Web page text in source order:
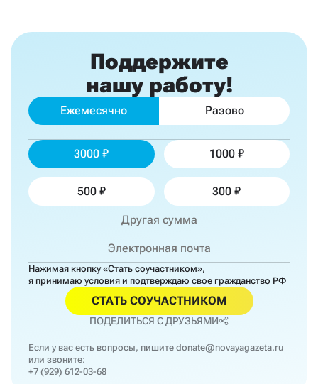
Поддержите
нашу работу!
Ежемесячно Разово
3000 1000
500 300
Нажимая кнопку «Стать соучастником»,
я принимаю условия и подтверждаю свое гражданство РФ
СТАТЬ СОУЧАСТНИКОМ
ПОДЕЛИТЬСЯ С ДРУЗЬЯМИ
Если у вас есть вопросы, пишите donate@novayagazeta.ru
или звоните:
+7 (929) 612-03-68